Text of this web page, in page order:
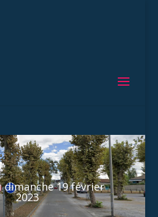
dimanche 19 février
2023